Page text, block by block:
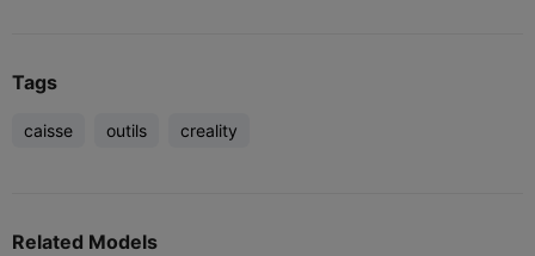
Tags
caisse outils creality
Related Models